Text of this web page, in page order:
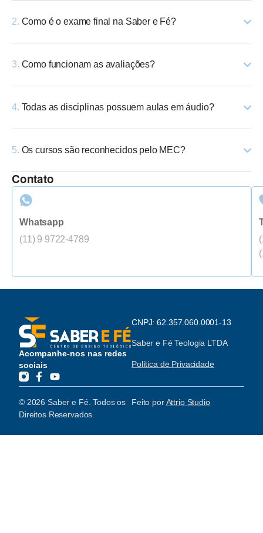
2. Como é o exame final na Saber e Fé?
3. Como funcionam as avaliações?
4. Todas as disciplinas possuem aulas em áudio?
5. Os cursos são reconhecidos pelo MEC?
Contato
Whatsapp
(11) 9 9722-4789
Acompanhe-nos nas redes
sociais
CNPJ: 62.357.060.0001-13
Saber e Fé Teologia LTDA
Política de Privacidade
© 2026 Saber e Fé. Todos os
Direitos Reservados.
Feito porAttrio Studio